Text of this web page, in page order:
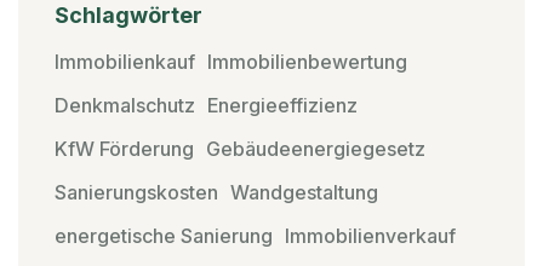
Schlagwörter
Immobilienkauf Immobilienbewertung
Denkmalschutz Energieeffizienz
KfW Förderung Gebäudeenergiegesetz
Sanierungskosten Wandgestaltung
energetische Sanierung Immobilienverkauf